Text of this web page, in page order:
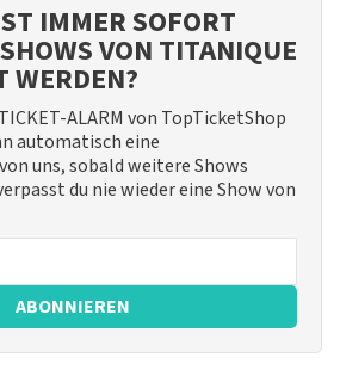
IMMER SOFORT
VON TITANIQUE
WERDEN?
ALARM von TopTicketShop
automatisch eine
uns, sobald weitere Shows
du nie wieder eine Show von
ABONNIEREN